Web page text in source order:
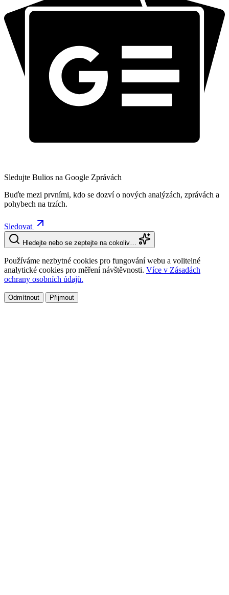
Sledujte Bulios na Google Zprávách
Buďte mezi prvními, kdo se dozví o nových analýzách, zprávách a
pohybech na trzích.
Sledovat
Hledejte nebo se zeptejte na cokoliv…
Používáme nezbytné cookies pro fungování webu a volitelné
analytické cookies pro měření návštěvnosti. Více v Zásadách
ochrany osobních údajů.
Odmítnout Přijmout